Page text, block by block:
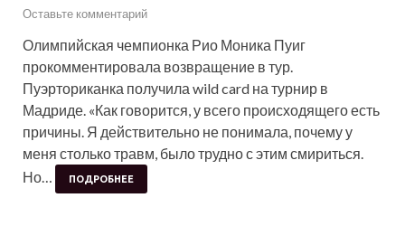
Оставьте комментарий
Олимпийская чемпионка Рио Моника Пуиг
прокомментировала возвращение в тур.
Пуэрториканка получила wild card на турнир в
Мадриде. «Как говорится, у всего происходящего есть
причины. Я действительно не понимала, почему у
меня столько травм, было трудно с этим смириться.
Но…
ПОДРОБНЕЕ